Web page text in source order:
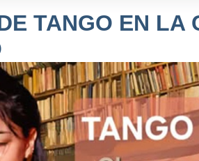
TANGO EN LA